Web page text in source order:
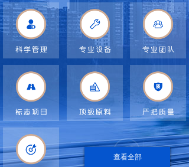
查看全部